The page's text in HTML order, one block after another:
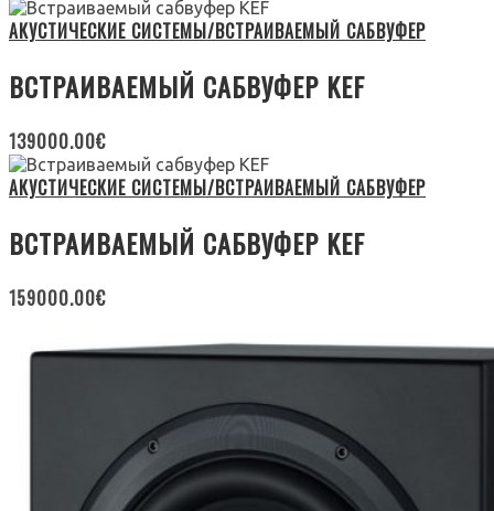
АКУСТИЧЕСКИЕ СИСТЕМЫ/ВСТРАИВАЕМЫЙ САБВУФЕР
ВСТРАИВАЕМЫЙ САБВУФЕР KEF
139000.00€
АКУСТИЧЕСКИЕ СИСТЕМЫ/ВСТРАИВАЕМЫЙ САБВУФЕР
ВСТРАИВАЕМЫЙ САБВУФЕР KEF
159000.00€